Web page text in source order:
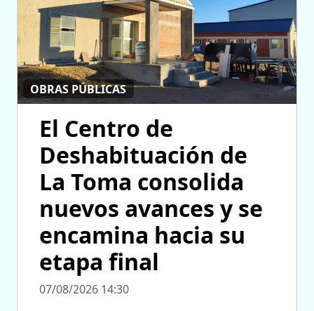
OBRAS PÚBLICAS
El Centro de
Deshabituación de
La Toma consolida
nuevos avances y se
encamina hacia su
etapa final
07/08/2026 14:30